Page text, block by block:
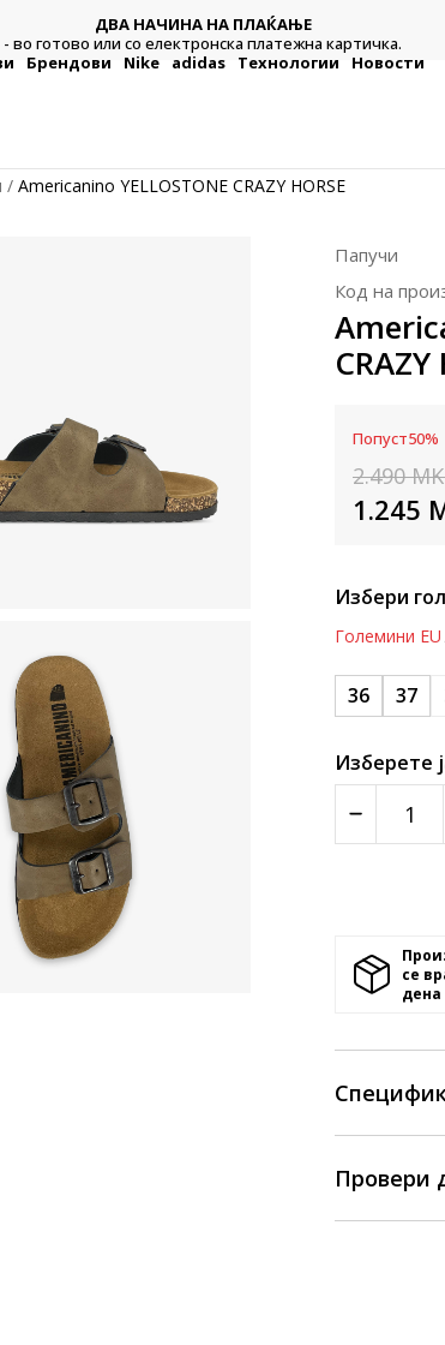
ДВА НАЧИНА НА ПЛАЌАЊЕ
- во готово или со електронска платежна картичка.
Брендови Nike adidas Технологии Новости
Americanino YELLOSTONE CRAZY HORSE
Папучи
Код на
CRAZY
Попуст50%
2.490
1.245
Избери
Големини EU
36 37
Изберете
се
денa
Провери